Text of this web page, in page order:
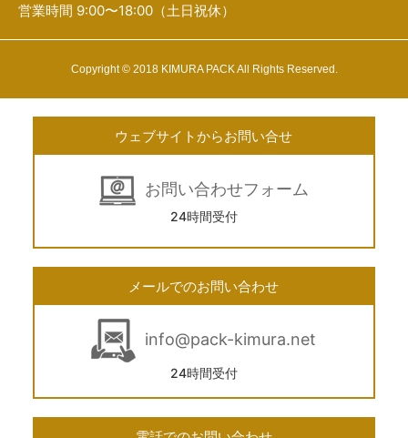
営業時間 9:00〜18:00（土日祝休）
Copyright © 2018 KIMURA PACK All Rights Reserved.
ウェブサイトからお問い合せ
お問い合わせフォーム
24時間受付
メールでのお問い合わせ
info@pack-kimura.net
24時間受付